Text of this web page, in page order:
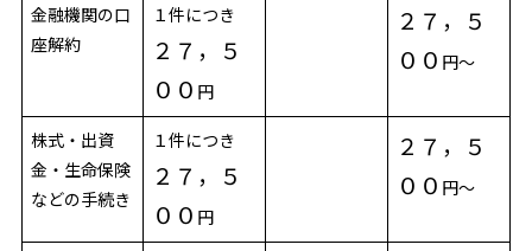
金融機関の口
座解約
１件につき
２７，５
００ 円
２７，５
００ 円～
株式・出資
金・生命保険
などの手続き
１件につき
２７，５
００ 円
２７，５
００ 円～